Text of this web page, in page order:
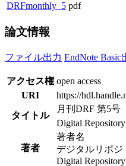
DRFmonthly_5 pdf
論文情報
ファイル出力 EndNote Basic
アクセス権 open access
URI
https://
タイトル
月刊DRF 第5号
Digital
著者
著者名
デジタルリポジ
Digital